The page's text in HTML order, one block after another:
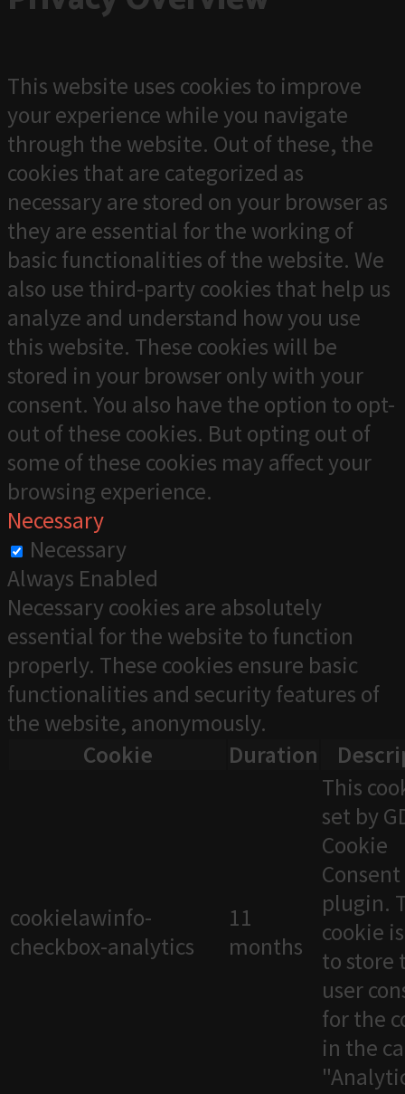
This website uses cookies to improve
your experience while you navigate
through the website. Out of these, the
cookies that are categorized as
necessary are stored on your browser as
they are essential for the working of
basic functionalities of the website. We
also use third-party cookies that help us
analyze and understand how you use
this website. These cookies will be
stored in your browser only with your
consent. You also have the option to opt-
out of these cookies. But opting out of
some of these cookies may affect your
browsing experience.
Necessary
Necessary
Always Enabled
Necessary cookies are absolutely
essential for the website to function
properly. These cookies ensure basic
functionalities and security features of
the website, anonymously.
Cookie
Duration
cookielawinfo-
checkbox-analytics
11
months
This
set by
Cookie
Consent
plugin.
cookie
to store
user
for the
in the